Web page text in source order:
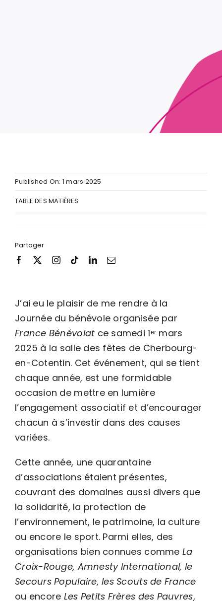
Published On: 1 mars 2025
TABLE DES MATIÈRES
Partager
J’ai eu le plaisir de me rendre à la
Journée du bénévole organisée par
France Bénévolat ce samedi 1ᵉʳ mars
2025 à la salle des fêtes de Cherbourg-
en-Cotentin. Cet événement, qui se tient
chaque année, est une formidable
occasion de mettre en lumière
l’engagement associatif et d’encourager
chacun à s’investir dans des causes
variées.
Cette année, une quarantaine
d’associations étaient présentes,
couvrant des domaines aussi divers que
la solidarité, la protection de
l’environnement, le patrimoine, la culture
ou encore le sport. Parmi elles, des
organisations bien connues comme La
Croix-Rouge, Amnesty International, le
Secours Populaire, les Scouts de France
ou encore Les Petits Frères des Pauvres,